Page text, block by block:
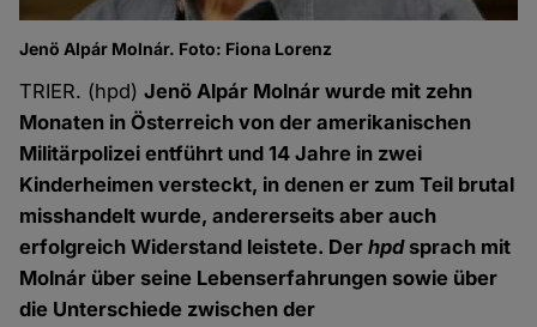
Jenö Alpár Molnár. Foto: Fiona Lorenz
TRIER. (hpd)Jenö Alpár Molnár wurde mit zehn
Monaten in Österreich von der amerikanischen
Militärpolizei entführt und 14 Jahre in zwei
Kinderheimen versteckt, in denen er zum Teil brutal
misshandelt wurde, andererseits aber auch
erfolgreich Widerstand leistete. Derhpdsprach mit
Molnár über seine Lebenserfahrungen sowie über
die Unterschiede zwischen der